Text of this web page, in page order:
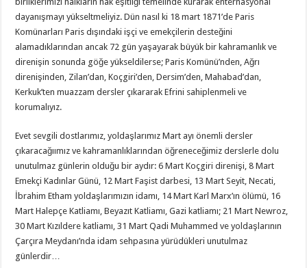
dayanışmayı yükseltmeliyiz. Dün nasıl ki 18 mart 1871’de Paris
Komünarları Paris dışındaki işçi ve emekçilerin desteğini
alamadıklarından ancak 72 gün yaşayarak büyük bir kahramanlık ve
direnişin sonunda göğe yükseldilerse; Paris Komünü’nden, Ağrı
direnişinden, Zilan’dan, Koçgiri’den, Dersim’den, Mahabad’dan,
Kerkuk’ten muazzam dersler çıkararak Efrini sahiplenmeli ve
korumalıyız.
Evet sevgili dostlarımız, yoldaşlarımız Mart ayı önemli dersler
çıkaracağıımız ve kahramanlıklarından öğreneceğimiz derslerle dolu
unutulmaz günlerin olduğu bir aydır: 6 Mart Koçgiri direnişi, 8 Mart
Emekçi Kadınlar Günü, 12 Mart Faşist darbesi, 13 Mart Seyit, Necati,
İbrahim Etham yoldaşlarımızın idamı, 14 Mart Karl Marx’ın ölümü, 16
Mart Halepçe Katliamı, Beyazıt Katliamı, Gazi katliamı; 21 Mart Newroz,
30 Mart Kızıldere katliamı, 31 Mart Qadi Muhammed ve yoldaşlarının
Çarçıra Meydanı’nda idam sehpasına yürüdükleri unutulmaz
günlerdir…